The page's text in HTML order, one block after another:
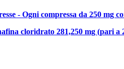
- Ogni compressa da 250 mg
cloridrato 281,250 mg (pari a